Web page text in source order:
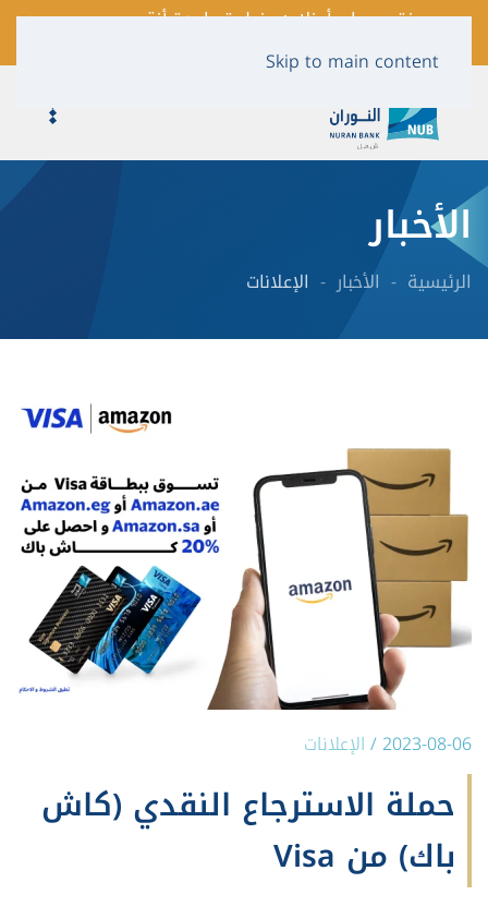
Skip to main content
فتح حساب أونلاين بخطوة واحدة أنقر
الأخبار
الرئيسية الأخبار الإعلانات
2023-08-06
/الإعلانات
حملة الاسترجاع النقدي (كاش
باك) من Visa